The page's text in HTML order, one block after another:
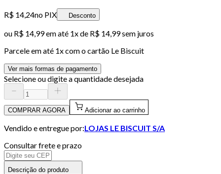
R$ 14,24no PIX Desconto
ou R$ 14,99em até 1x de R$ 14,99sem juros
Parcele em até 1x com o cartão Le Biscuit
Ver mais formas de pagamento
Selecione ou digite a quantidade desejada
COMPRAR AGORA Adicionar ao carrinho
Vendido e entregue por:LOJAS LE BISCUIT S/A
Consultar frete e prazo
Descrição do produto